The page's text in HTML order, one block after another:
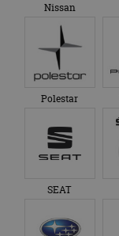
Nissan
Polestar
SEAT